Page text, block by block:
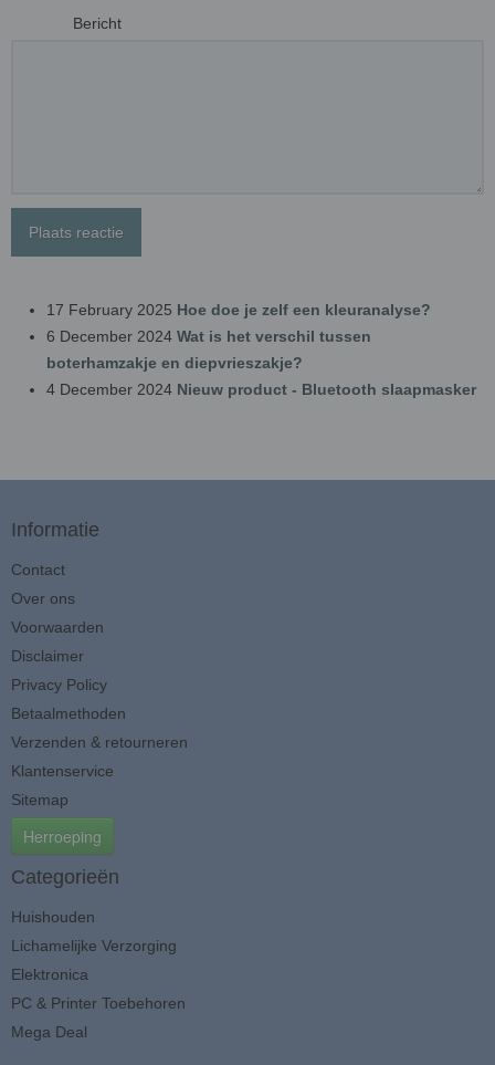
Bericht
Plaats reactie
17 February 2025 Hoe doe je zelf een kleuranalyse?
6 December 2024 Wat is het verschil tussen
boterhamzakje en diepvrieszakje?
4 December 2024 Nieuw product - Bluetooth slaapmasker
Informatie
Contact
Over ons
Voorwaarden
Disclaimer
Privacy Policy
Betaalmethoden
Verzenden & retourneren
Klantenservice
Sitemap
Herroeping
Categorieën
Huishouden
Lichamelijke Verzorging
Elektronica
PC & Printer Toebehoren
Mega Deal